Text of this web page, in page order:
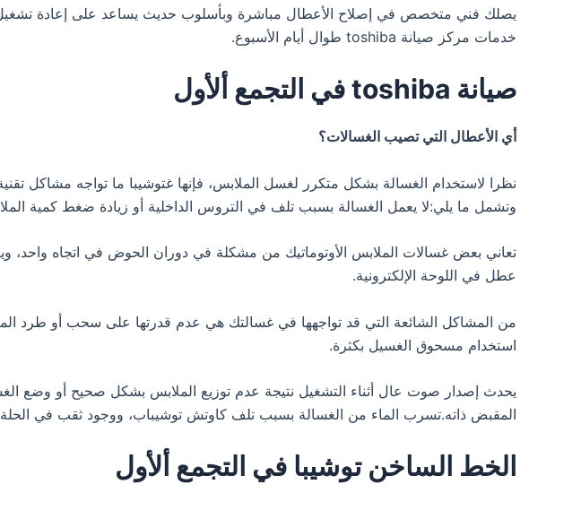
يصلك فني متخصص في إصلاح الأعطال مباشرة وبأسلوب حديث يساعد على إعادة تشغيل
خدمات مركز صيانة toshiba طوال أيام الأسبوع.
صيانة toshiba في التجمع ألأول
أي الأعطال التي تصيب الغسالات؟
نظرا لاستخدام الغسالة بشكل متكرر لغسل الملابس، فإنها غتوشيبا ما تواجه مشاكل
وتشمل ما يلي:لا يعمل الغسالة بسبب تلف في التروس الداخلية أو زيادة ضغط كمية
تعاني بعض غسالات الملابس الأوتوماتيك من مشكلة في دوران الحوض في اتجاه واحد،
عطل في اللوحة الإلكترونية.
من المشاكل الشائعة التي قد تواجهها في غسالتك هي عدم قدرتها على سحب أو طرد
استخدام مسحوق الغسيل بكثرة.
يحدث إصدار صوت عال أثناء التشغيل نتيجة عدم توزيع الملابس بشكل صحيح أو وضع
المقبض ذاته.تسرب الماء من الغسالة بسبب تلف كاوتش توشيباب، ووجود ثقب في
الخط الساخن توشيبا في التجمع ألأول